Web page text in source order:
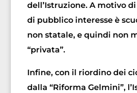
dell’Istruzione. A motivo
di pubblico interesse è
non statale, e quindi non
“privata”.
Infine, con il riordino dei
dalla “Riforma Gelmini”,